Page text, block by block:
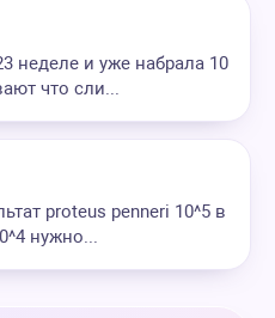
неделе и уже набрала 10
что сли...
proteus penneri 10^5 в
нужно...